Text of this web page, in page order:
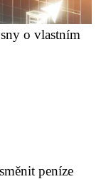
o vlastním
peníze